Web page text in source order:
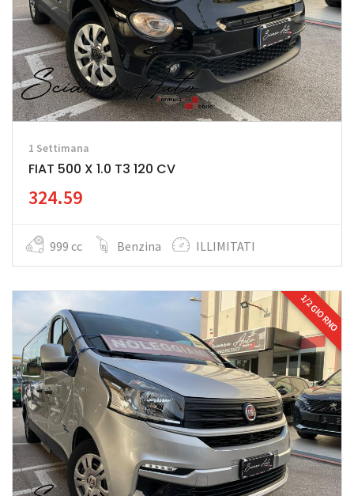
1 Settimana
FIAT 500 X 1.0 T3 120 CV
324.59
999 cc Benzina ILLIMITATI
1/2 GIORNO